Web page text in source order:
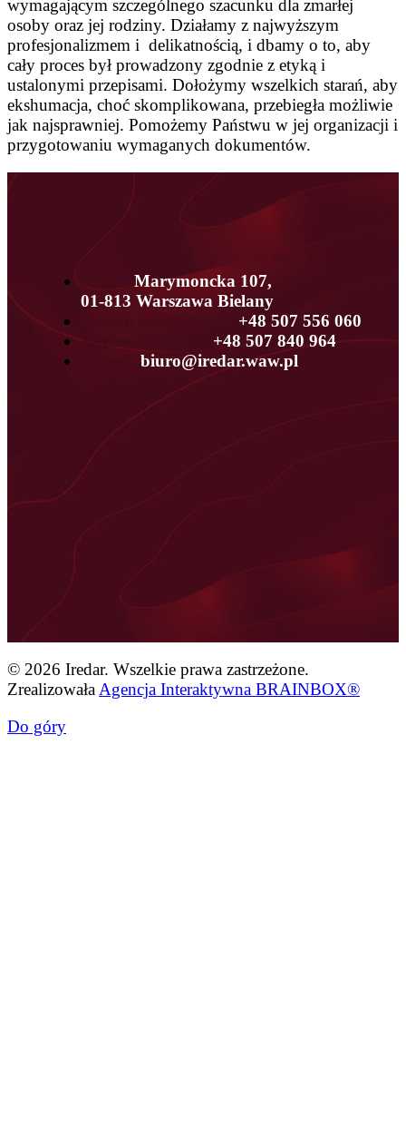
wymagającym szczególnego szacunku dla zmarłej
osoby oraz jej rodziny. Działamy z najwyższym
profesjonalizmem i delikatnością, i dbamy o to, aby
cały proces był prowadzony zgodnie z etyką i
ustalonymi przepisami. Dołożymy wszelkich starań, aby
ekshumacja, choć skomplikowana, przebiegła możliwie
jak najsprawniej. Pomożemy Państwu w jej organizacji i
przygotowaniu wymaganych dokumentów.
Marymoncka 107,
01-813 Warszawa Bielany
+48 507 556 060
Telefon do biura: +48 507 840 964
biuro@iredar.waw.pl
© 2026 Iredar. Wszelkie prawa zastrzeżone.
Zrealizowała Agencja Interaktywna BRAINBOX®
Do góry